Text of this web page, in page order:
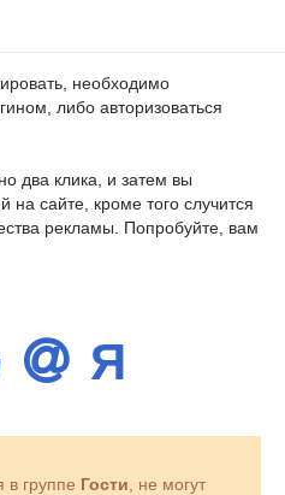
необходимо
либо авторизоваться
два клика, и затем вы
на сайте, кроме того случится
рекламы. Попробуйте, вам
в группе Гости, не могут